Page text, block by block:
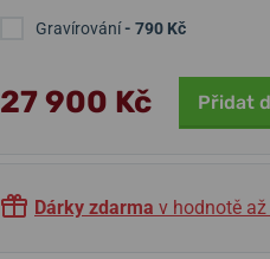
Gravírování- 790 Kč
27 900 Kč Přidat
Dárky zdarma v hodnotě